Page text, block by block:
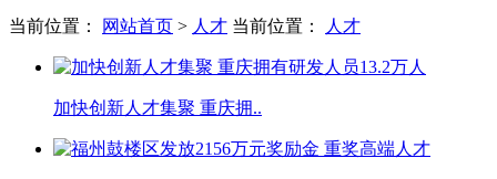
当前位置： 网站首页 > 人才 当前位置： 人才
加快创新人才集聚 重庆拥..